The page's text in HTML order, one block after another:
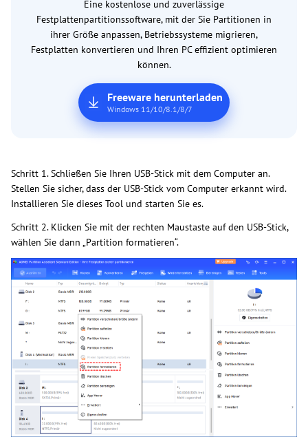
Eine kostenlose und zuverlässige
Festplattenpartitionssoftware, mit der Sie Partitionen in
ihrer Größe anpassen, Betriebssysteme migrieren,
Festplatten konvertieren und Ihren PC effizient optimieren
können.
Freeware herunterladen
Windows 11/10/8.1/8/7
Schritt 1. Schließen Sie Ihren USB-Stick mit dem Computer an.
Stellen Sie sicher, dass der USB-Stick vom Computer erkannt wird.
Installieren Sie dieses Tool und starten Sie es.
Schritt 2. Klicken Sie mit der rechten Maustaste auf den USB-Stick,
wählen Sie dann „Partition formatieren“.